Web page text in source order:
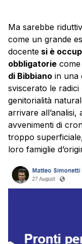
Ma sarebbe
come un grande
docente si è
obbligatorie
di Bibbiano in una
sviscerato le radici
genitorialità
arrivare
avvenimenti di
troppo
loro famiglie